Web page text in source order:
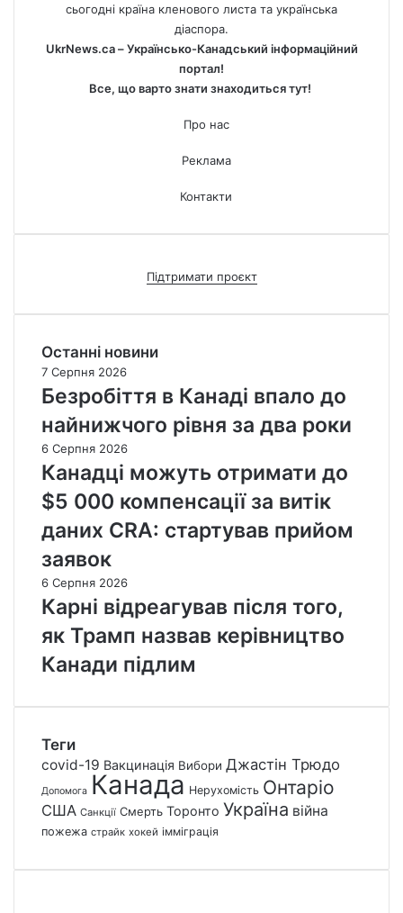
сьогодні країна кленового листа та українська
діаспора.
UkrNews.ca – Українсько-Канадський інформаційний
портал!
Все, що варто знати знаходиться тут!
Про нас
Реклама
Контакти
Підтримати проєкт
Останні новини
7 Серпня 2026
Безробіття в Канаді впало до
найнижчого рівня за два роки
6 Серпня 2026
Канадці можуть отримати до
$5 000 компенсації за витік
даних CRA: стартував прийом
заявок
6 Серпня 2026
Карні відреагував після того,
як Трамп назвав керівництво
Канади підлим
Теги
covid-19 Вакцинація Вибори Джастін Трюдо
Допомога Канада Нерухомість Онтаріо
США Санкції Смерть Торонто Україна війна
пожежа страйк хокей імміграція